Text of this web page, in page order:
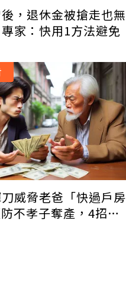
，退休金被搶走也無
家：快用1方法避免
威脅老爸「快過戶房
不孝子奪產，4招守